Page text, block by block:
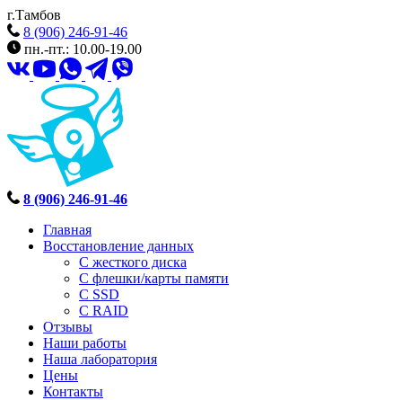
г.Тамбов
8 (906) 246-91-46
пн.-пт.: 10.00-19.00
8 (906) 246-91-46
Главная
Восстановление данных
С жесткого диска
С флешки/карты памяти
С SSD
С RAID
Отзывы
Наши работы
Наша лаборатория
Цены
Контакты